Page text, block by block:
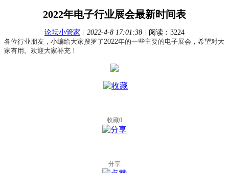
2022年电子行业展会最新时间表
论坛小管家 2022-4-8 17:01:38
阅读：3224
各位行业朋友，小编给大家搜罗了2022年的一些主要的电子展会，希望对大
家有用。欢迎大家补充！
收藏0
分享